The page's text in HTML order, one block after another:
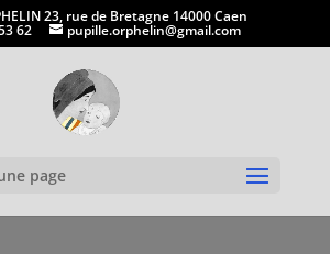
23, rue de Bretagne 14000 Caen
62 pupille.orphelin@gmail.com
page